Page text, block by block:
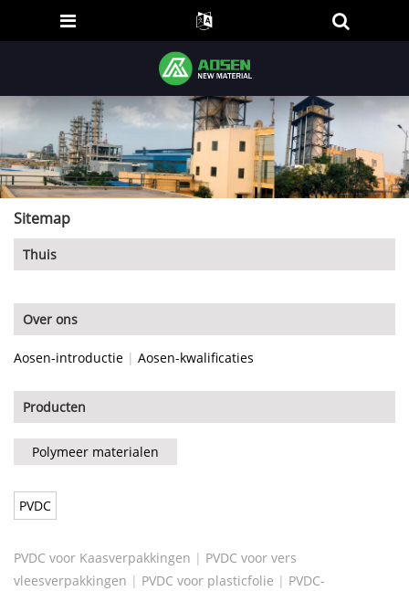
Sitemap
Thuis
Over ons
Aosen-introductie | Aosen-kwalificaties
Producten
Polymeer materialen
PVDC
PVDC voor Kaasverpakkingen | PVDC voor vers
vleesverpakkingen | PVDC voor plasticfolie | PVDC-